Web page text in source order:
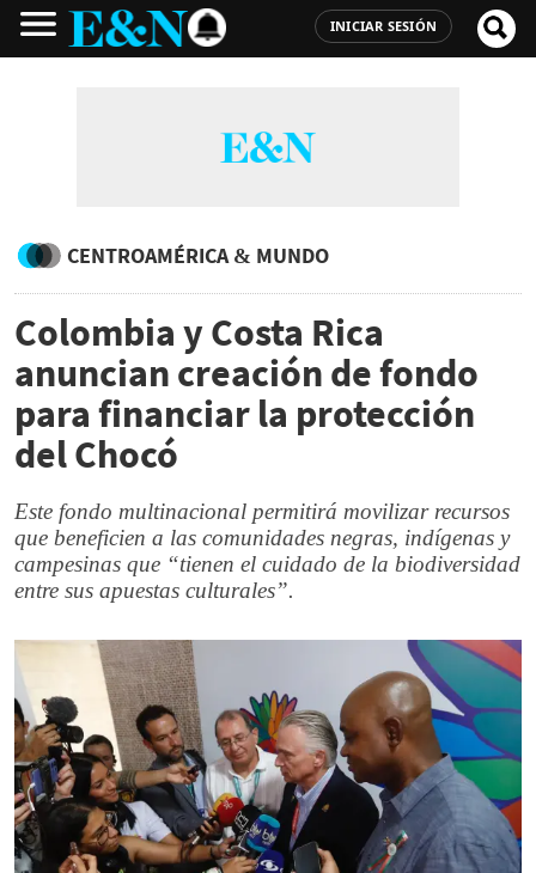
INICIAR SESIÓN
CENTROAMÉRICA & MUNDO
Colombia y Costa Rica
anuncian creación de fondo
para financiar la protección
del Chocó
Este fondo multinacional permitirá movilizar recursos
que beneficien a las comunidades negras, indígenas y
campesinas que “tienen el cuidado de la biodiversidad
entre sus apuestas culturales”.